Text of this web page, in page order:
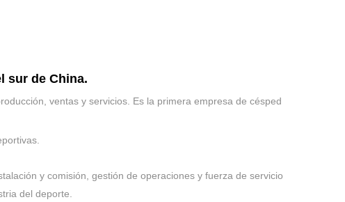
sur de China.
ventas y servicios. Es la primera empresa de césped
y comisión, gestión de operaciones y fuerza de servicio
del deporte.